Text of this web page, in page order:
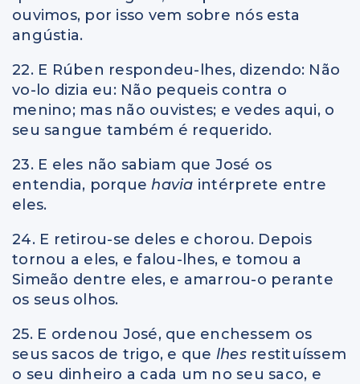
ouvimos, por isso vem sobre nós esta
angústia.
22. E Rúben respondeu-lhes, dizendo: Não
vo-lo dizia eu: Não pequeis contra o
menino; mas não ouvistes; e vedes aqui, o
seu sangue também é requerido.
23. E eles não sabiam que José os
entendia, porquehavia intérprete entre
eles.
24. E retirou-se deles e chorou. Depois
tornou a eles, e falou-lhes, e tomou a
Simeão dentre eles, e amarrou-o perante
os seus olhos.
25. E ordenou José, que enchessem os
seus sacos de trigo, e que lhes restituíssem
o seu dinheiro a cada um no seu saco, e